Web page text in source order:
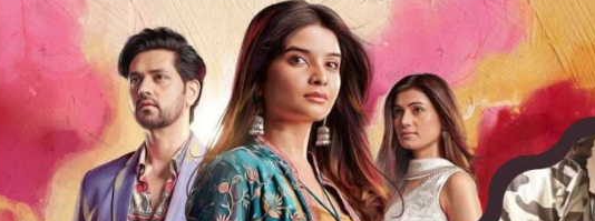
राठी ने तलाक की अफवाहों…
रौद्योगिकी
Lava ला रहा Curved
डिस्प्ले वाला सस्ता 5G फोन,
सामने आए कई…
टी20 सीरीज,…
मनोरंजन
‘बॉडीगार्ड की तरह क्यों चल रही
है’… वॉक के…
बक्सा खोला तो…
व्यापार
सस्ता हो गया
बजट में कस्टम ड्यूटी कम
ही Apple…